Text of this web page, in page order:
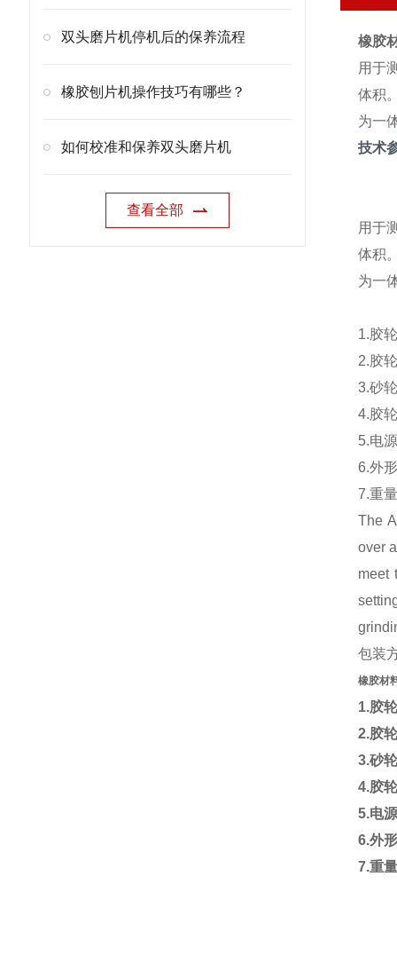
双头磨片机停机后的保养流程
橡胶刨片机操作技巧有哪些？
如何校准和保养双头磨片机
查看全部
橡胶
用于
体积
为一
技术
用于
体积
为一
1.胶
2.胶
3.砂
4.胶
5.电
6.外
7.重
The
over
meet
包装
橡胶材
1.胶
2.胶
3.砂
4.胶
5.电
6.外
7.重